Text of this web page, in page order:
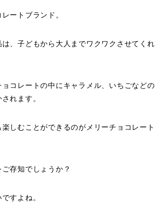
ートブランド。
、子どもから大人までワクワクさせてくれ
コレートの中にキャラメル、いちごなどの
れます。
しむことができるのがメリーチョコレート
存知でしょうか？
すよね。